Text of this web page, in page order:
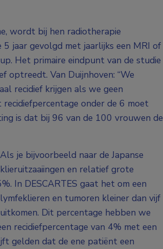
wordt bij hen radiotherapie
jaar gevolgd met jaarlijks een MRI of
Het primaire eindpunt van de studie
optreedt. Van Duijnhoven: “We
recidief krijgen als we geen
onder de 6 moet
is dat bij 96 van de 100 vrouwen de
je bijvoorbeeld naar de Japanse
en relatief grote
In DESCARTES gaat het om een
en tumoren kleiner dan vijf
Dit percentage hebben we
recidiefpercentage van 4% met een
gelden dat de ene patiënt een